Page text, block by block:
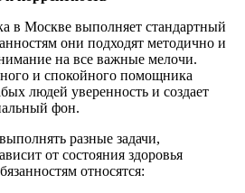
в Москве выполняет стандартный
они подходят методично и
на все важные мелочи.
и спокойного помощника
людей уверенность и создает
фон.
разные задачи,
от состояния здоровья
относятся: